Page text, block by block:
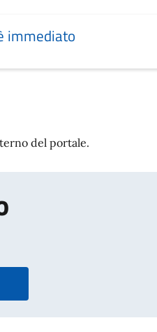
immediato
del portale.